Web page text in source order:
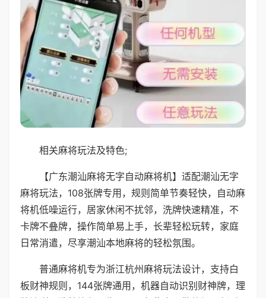
相关麻将玩法及特色;
【广东潮汕麻将无字自动麻将机】适配潮汕无字
麻将玩法，108张牌专用，规则简单节奏轻快，自动麻
将机低噪运行，居家休闲不扰邻，洗牌快速精准，不
卡牌不叠牌，操作简单易上手，长辈轻松玩转，家庭
日常消遣，尽享潮汕本地麻将的轻松氛围。
普通麻将机专为浙江杭州麻将玩法设计，支持白
板财神规则，144张牌通用，机器自动识别财神牌，理